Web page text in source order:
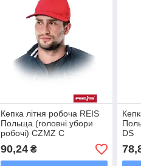
Кепка літня робоча REIS
Польща (головні убори
робочі) CZMZ C
90,24₴
DS